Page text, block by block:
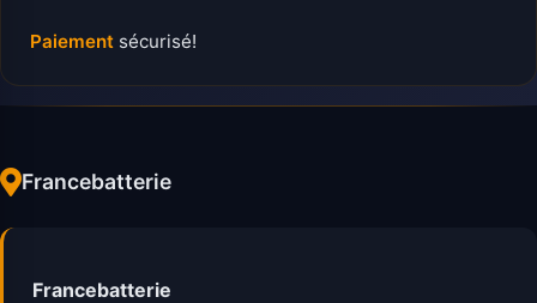
Paiement sécurisé!
Francebatterie
Francebatterie